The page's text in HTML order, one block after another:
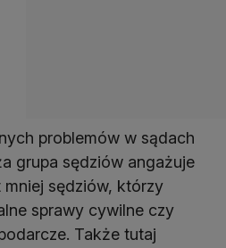
problemów w sądach
grupa sędziów angażuje
mniej sędziów, którzy
sprawy cywilne czy
Także tutaj